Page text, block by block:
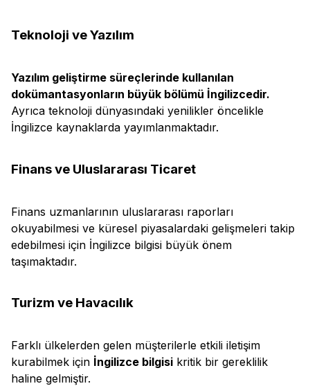
Teknoloji ve Yazılım
Yazılım geliştirme süreçlerinde kullanılan
dokümantasyonların büyük bölümü İngilizcedir.
Ayrıca teknoloji dünyasındaki yenilikler öncelikle
İngilizce kaynaklarda yayımlanmaktadır.
Finans ve Uluslararası Ticaret
Finans uzmanlarının uluslararası raporları
okuyabilmesi ve küresel piyasalardaki gelişmeleri takip
edebilmesi için İngilizce bilgisi büyük önem
taşımaktadır.
Turizm ve Havacılık
Farklı ülkelerden gelen müşterilerle etkili iletişim
kurabilmek için İngilizce bilgisi kritik bir gereklilik
haline gelmiştir.